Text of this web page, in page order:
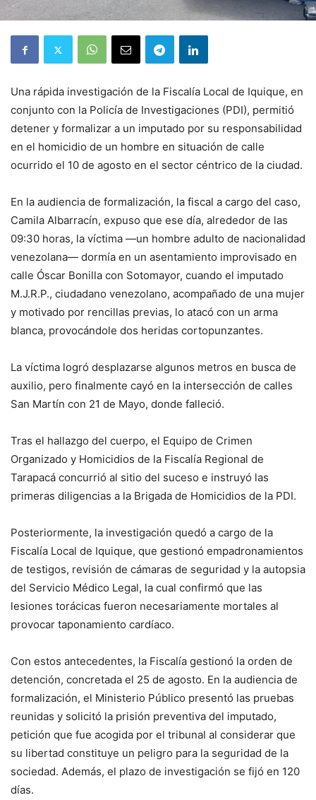
Una rápida investigación de la Fiscalía Local de Iquique, en
conjunto con la Policía de Investigaciones (PDI), permitió
detener y formalizar a un imputado por su responsabilidad
en el homicidio de un hombre en situación de calle
ocurrido el 10 de agosto en el sector céntrico de la ciudad.
En la audiencia de formalización, la fiscal a cargo del caso,
Camila Albarracín, expuso que ese día, alrededor de las
09:30 horas, la víctima —un hombre adulto de nacionalidad
venezolana— dormía en un asentamiento improvisado en
calle Óscar Bonilla con Sotomayor, cuando el imputado
M.J.R.P., ciudadano venezolano, acompañado de una mujer
y motivado por rencillas previas, lo atacó con un arma
blanca, provocándole dos heridas cortopunzantes.
La víctima logró desplazarse algunos metros en busca de
auxilio, pero finalmente cayó en la intersección de calles
San Martín con 21 de Mayo, donde falleció.
Tras el hallazgo del cuerpo, el Equipo de Crimen
Organizado y Homicidios de la Fiscalía Regional de
Tarapacá concurrió al sitio del suceso e instruyó las
primeras diligencias a la Brigada de Homicidios de la PDI.
Posteriormente, la investigación quedó a cargo de la
Fiscalía Local de Iquique, que gestionó empadronamientos
de testigos, revisión de cámaras de seguridad y la autopsia
del Servicio Médico Legal, la cual confirmó que las
lesiones torácicas fueron necesariamente mortales al
provocar taponamiento cardíaco.
Con estos antecedentes, la Fiscalía gestionó la orden de
detención, concretada el 25 de agosto. En la audiencia de
formalización, el Ministerio Público presentó las pruebas
reunidas y solicitó la prisión preventiva del imputado,
petición que fue acogida por el tribunal al considerar que
su libertad constituye un peligro para la seguridad de la
sociedad. Además, el plazo de investigación se fijó en 120
días.